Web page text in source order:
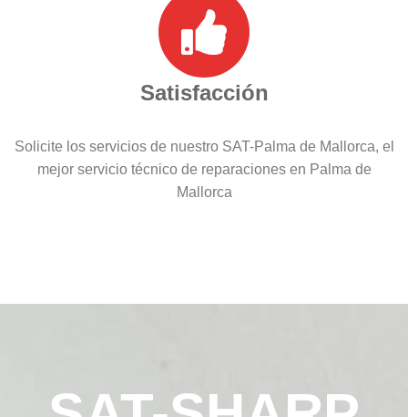
Satisfacción
Solicite los servicios de nuestro SAT-Palma de Mallorca, el
mejor servicio técnico de reparaciones en Palma de
Mallorca